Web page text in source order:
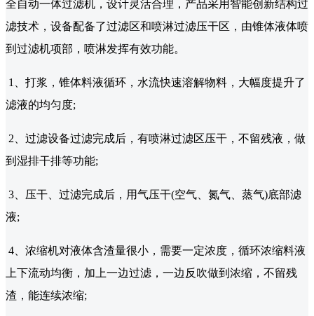
全自动一体过滤机，设计灵活合理，产品采用智能创新结构过
滤技术，设备配备了过滤区和喷淋过滤压干区，由锥体液体喷
到过滤机项部，喷淋发挥有效功能。
1、打浆，锥体料液循环，水流快速溶解物料，大幅度提升了
滤液的均匀度;
2、过滤设备过滤完成后，有喷淋过滤区压干，不留残液，做
到湿排干排等功能;
3、压干、过滤完成后，用气压干(空气、氮气、蒸气)底部滤
液;
4、浓缩机对液体含渣量很小，需要一定浓度，循环浓缩料液
上下流动均衡，加上一边过滤，一边反吹做到浓缩，不留残
渣，能连续浓缩;